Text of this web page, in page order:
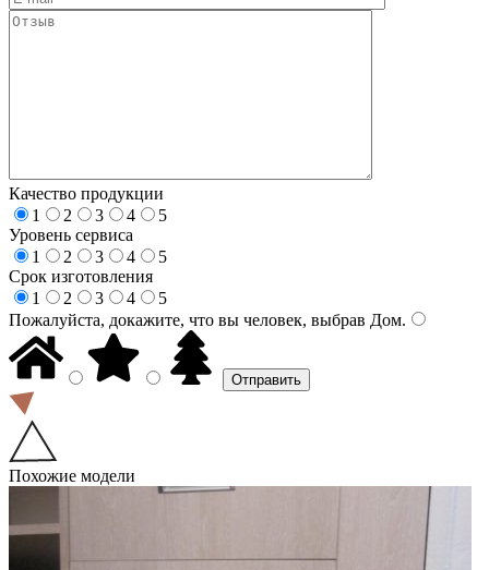
Качество продукции
1
2 3 4
5
Уровень сервиса
1
2 3 4
5
Срок изготовления
1
2 3 4
5
Пожалуйста, докажите, что вы человек, выбрав Дом.
Похожие модели